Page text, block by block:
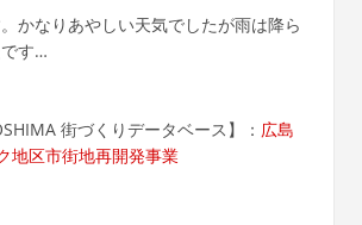
かなりあやしい天気でしたが雨は降ら
す…
街づくりデータベース】： 広島
地区市街地再開発事業